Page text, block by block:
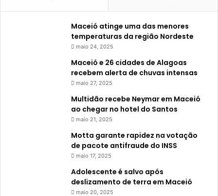
Maceió atinge uma das menores
temperaturas da região Nordeste
maio 24, 2025
Maceió e 26 cidades de Alagoas
recebem alerta de chuvas intensas
maio 27, 2025
Multidão recebe Neymar em Maceió
ao chegar no hotel do Santos
maio 21, 2025
Motta garante rapidez na votação
de pacote antifraude do INSS
maio 17, 2025
Adolescente é salvo após
deslizamento de terra em Maceió
maio 20, 2025